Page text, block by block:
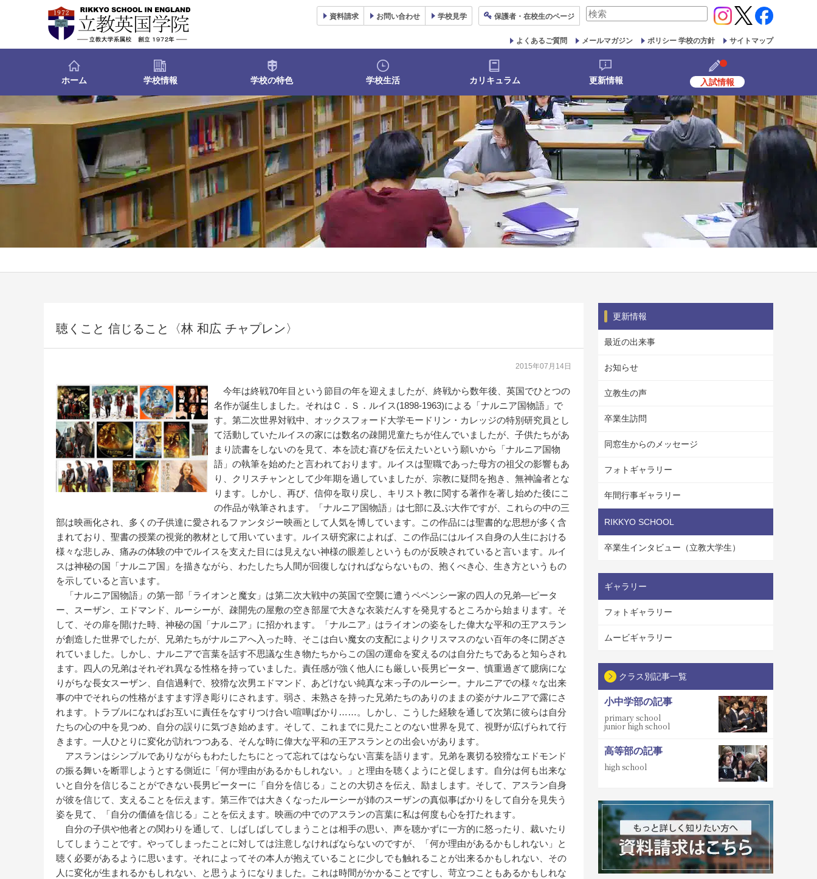
資料請求 お問い合わせ 学校見学 保護者 ・在校生のページ
検
対
象:
よくあるご質問 メールマガジン ポリシー 学校の方針 サイトマップ
ホーム 学校情報 学校の特色 学校生活 カリキュラム 更新情報 入試情報
聴くこと 信じること〈林 和広 チャプレン〉
2015年07月14日
今年は終戦70年目という節目の年を迎えましたが、終戦から数年後、英国でひとつの
名作が誕生しました。それはＣ．Ｓ．ルイス(1898-1963)による「ナルニア国物語」で
す。第二次世界対戦中、オックスフォード大学モードリン・カレッジの特別研究員とし
て活動していたルイスの家には数名の疎開児童たちが住んでいましたが、子供たちがあ
まり読書をしないのを見て、本を読む喜びを伝えたいという願いから「ナルニア国物
語」の執筆を始めたと言われております。ルイスは聖職であった母方の祖父の影響もあ
り、クリスチャンとして少年期を過していましたが、宗教に疑問を抱き、無神論者とな
ります。しかし、再び、信仰を取り戻し、キリスト教に関する著作を著し始めた後にこ
の作品が執筆されます。「ナルニア国物語」は七部に及ぶ大作ですが、これらの中の三
部は映画化され、多くの子供達に愛されるファンタジー映画として人気を博しています。この作品には聖書的な思想が多く含
まれており、聖書の授業の視覚的教材として用いています。ルイス研究家によれば、この作品にはルイス自身の人生における
様々な悲しみ、痛みの体験の中でルイスを支えた目には見えない神様の眼差しというものが反映されていると言います。ルイ
スは神秘の国「ナルニア国」を描きながら、わたしたち人間が回復しなければならないもの、抱くべき心、生き方というもの
を示していると言います。
「ナルニア国物語」の第一部「ライオンと魔女」は第二次大戦中の英国で空襲に遭うペペンシー家の四人の兄弟―ピータ
ー、スーザン、エドマンド、ルーシーが、疎開先の屋敷の空き部屋で大きな衣装だんすを発見するところから始まります。そ
して、その扉を開けた時、神秘の国「ナルニア」に招かれます。「ナルニア」はライオンの姿をした偉大な平和の王アスラン
が創造した世界でしたが、兄弟たちがナルニアへ入った時、そこは白い魔女の支配によりクリスマスのない百年の冬に閉ざさ
れていました。しかし、ナルニアで言葉を話す不思議な生き物たちからこの国の運命を変えるのは自分たちであると知らされ
ます。四人の兄弟はそれぞれ異なる性格を持っていました。責任感が強く他人にも厳しい長男ピーター、慎重過ぎて臆病にな
りがちな長女スーザン、自信過剰で、狡猾な次男エドマンド、あどけない純真な末っ子のルーシー。ナルニアでの様々な出来
事の中でそれらの性格がますます浮き彫りにされます。弱さ、未熟さを持った兄弟たちのありのままの姿がナルニアで露にさ
れます。トラブルになればお互いに責任をなすりつけ合い喧嘩ばかり……。しかし、こうした経験を通して次第に彼らは自分
たちの心の中を見つめ、自分の誤りに気づき始めます。そして、これまでに見たことのない世界を見て、視野が広げられて行
きます。一人ひとりに変化が訪れつつある、そんな時に偉大な平和の王アスランとの出会いがあります。
アスランはシンプルでありながらもわたしたちにとって忘れてはならない言葉を語ります。兄弟を裏切る狡猾なエドモンド
の振る舞いを断罪しようとする側近に「何か理由があるかもしれない。」と理由を聴くようにと促します。自分は何も出来な
いと自分を信じることができない長男ピーターに「自分を信じる」ことの大切さを伝え、励まします。そして、アスラン自身
が彼を信じて、支えることを伝えます。第三作では大きくなったルーシーが姉のスーザンの真似事ばかりをして自分を見失う
姿を見て、「自分の価値を信じる」ことを伝えます。映画の中でのアスランの言葉に私は何度も心を打たれます。
自分の子供や他者との関わりを通して、しばしばしてしまうことは相手の思い、声を聴かずに一方的に怒ったり、裁いたり
してしまうことです。やってしまったことに対しては注意しなければならないのですが、「何か理由があるかもしれない」と
聴く必要があるように思います。それによってその本人が抱えていることに少しでも触れることが出来るかもしれない、その
人に変化が生まれるかもしれない、と思うようになりました。これは時間がかかることですし、苛立つこともあるかもしれな
更新情報
最近の出来事
お知らせ
立教生の声
卒業生訪問
同窓生からのメッセージ
フォトギャラリー
年間行事ギャラリー
RIKKYO SCHOOL
卒業生インタビュー（立教大学生）
ギャラリー
フォトギャラリー
ムービギャラリー
クラス別記事一覧
小中学部の記事
primary school
junior high school
高等部の記事
high school